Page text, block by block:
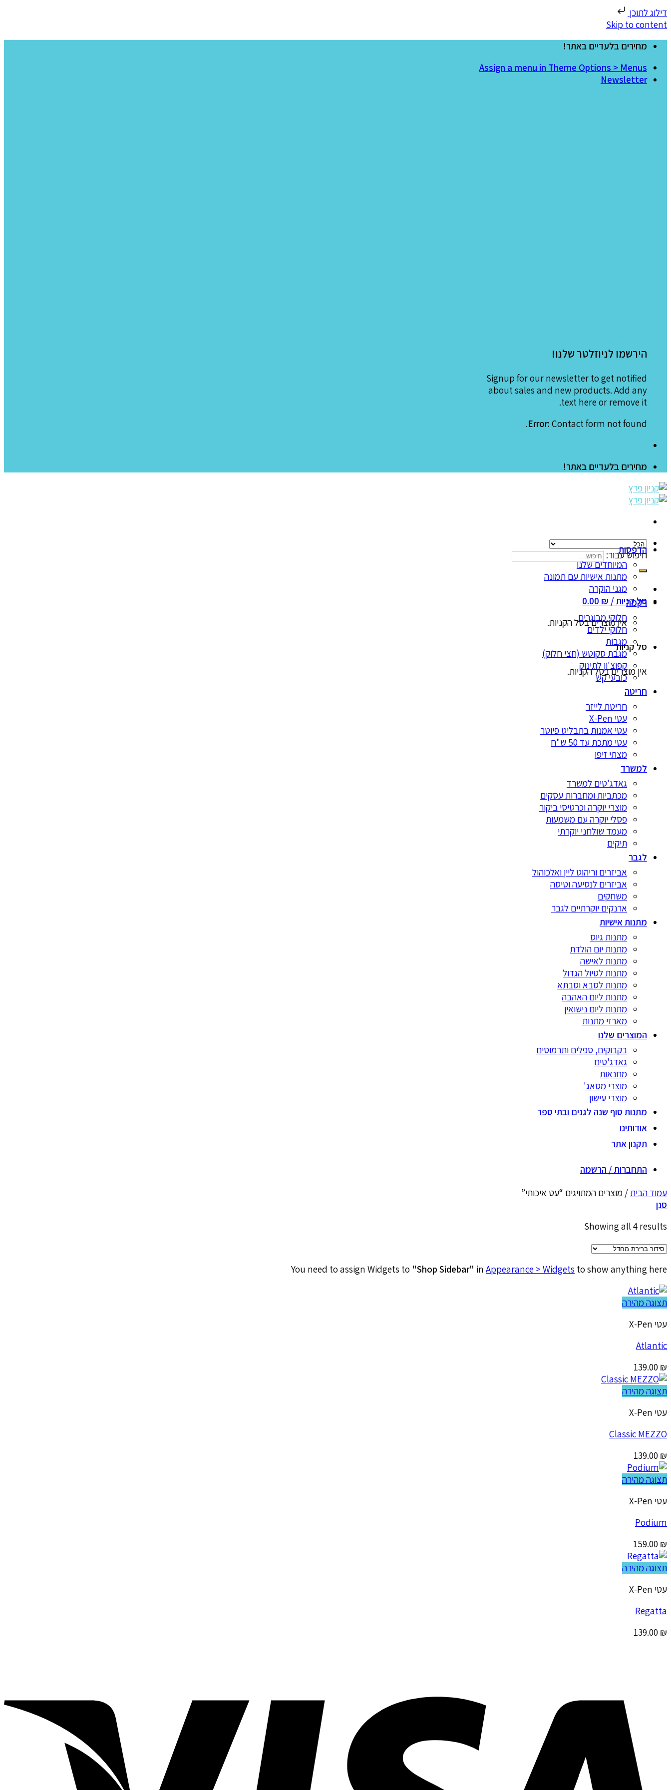
דילוג לתוכן
Skip to content
מחירים בלעדיים באתר!
Assign a menu in Theme Options > Menus
Newsletter
הירשמו לניוזלטר שלנו!
Signup for our newsletter to get notified
about sales and new products. Add any
text here or remove it.
Error: Contact form not found.
מחירים בלעדיים באתר!
חיפוש עבור:
סל קניות / 0.00 ₪
אין מוצרים בסל הקניות.
סל קניות
אין מוצרים בסל הקניות.
הדפסות
המיוחדים שלנו
מתנות אישיות עם תמונה
מגני הוקרה
רקמה
חלוקי מבוגרים
חלוקי ילדים
מגבות
מגבת סקוטש (חצי חלוק)
קפוצ'ון לתינוק
כובעי קש
חריטה
חריטת לייזר
עטי X-Pen
עטי אמנות בתבליט פיוטר
עטי מתכת עד 50 ש"ח
מצתי זיפו
למשרד
גאדג'טים למשרד
מכתביות ומחברות עסקים
מוצרי יוקרה וכרטיסי ביקור
פסלי יוקרה עם משמעות
מעמד שולחני יוקרתי
תיקים
לגבר
אביזרים וריהוט ליין ואלכוהול
אביזרים לנסיעה וטיסה
משחקים
ארנקים יוקרתיים לגבר
מתנות אישיות
מתנות גיוס
מתנות יום הולדת
מתנות לאישה
מתנות לטיול הגדול
מתנות לסבא וסבתא
מתנות ליום האהבה
מתנות ליום נישואין
מארזי מתנות
המוצרים שלנו
בקבוקים, ספלים ותרמוסים
גאדג'טים
מחנאות
מוצרי מסאג'
מוצרי עישון
מתנות סוף שנה לגנים ובתי ספר
אודותינו
תקנון אתר
התחברות / הרשמה
עמוד הבית/ מוצרים המתויגים “עט איכותי”
סנן
Showing all 4 results
You need to assign Widgets to "Shop Sidebar" in Appearance > Widgets to show anything here
תצוגה מהירה
עטי X-Pen
Atlantic
139.00 ₪
תצוגה מהירה
עטי X-Pen
Classic MEZZO
139.00 ₪
תצוגה מהירה
עטי X-Pen
Podium
159.00 ₪
תצוגה מהירה
עטי X-Pen
Regatta
139.00 ₪